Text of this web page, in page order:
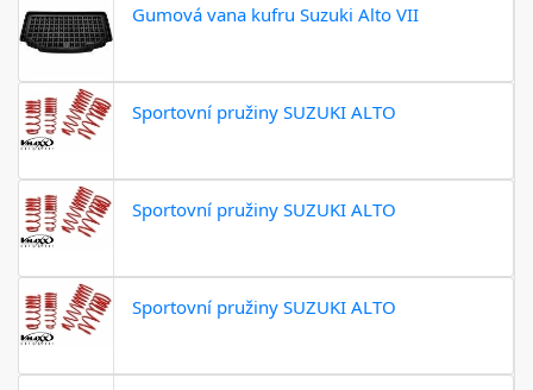
Gumová vana kufru Suzuki Alto VII
Sportovní pružiny SUZUKI ALTO
Sportovní pružiny SUZUKI ALTO
Sportovní pružiny SUZUKI ALTO